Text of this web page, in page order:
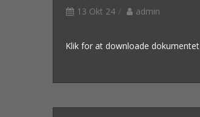
13 Okt 24 admin
Klik for at downloade dokumentet